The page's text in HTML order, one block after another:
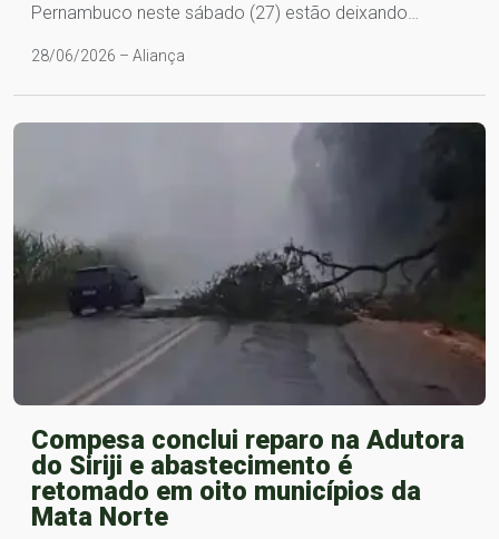
Pernambuco neste sábado (27) estão deixando…
28/06/2026 – Aliança
Compesa conclui reparo na Adutora
do Siriji e abastecimento é
retomado em oito municípios da
Mata Norte